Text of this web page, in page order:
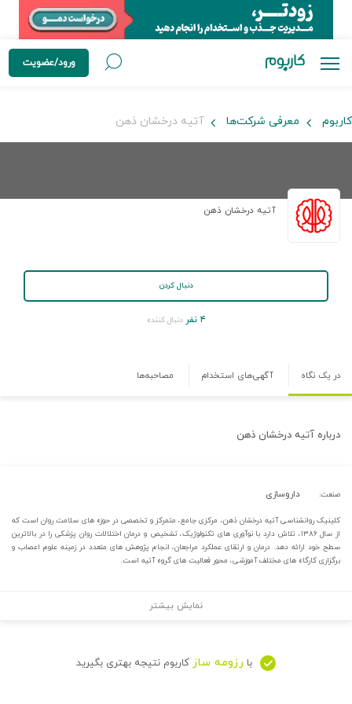
ورود/عضویت
کاربوم معرفی شرکت‌ها آتیه درخشان ذهن
آتیه درخشان ذهن
دنبال کردن
۴ نفر دنبال کننده
در یک نگاه آگهی‌های استخدام مصاحبه‌ها
درباره آتیه درخشان ذهن
صنعت: داروسازی
کلینیک روانشناسی آتیه درخشان ذهن، مرکزی جامع، متمرکز و تخصصی در حوزه های سلامت روان است که
از سال ۱۳۸۶، تلاش دارد با نوآوری های تکنولوژیک، تشخیص و درمان اختلالات روان پزشکی را در بالاترین
سطح خود ارائه دهد. درمان و ارتقای عملکرد مراجعان، انجام پژوهش های متعدد در زمینه علوم اعصاب و
برگزاری کارگاه های مختلف آموزشی، محور فعالیت های گروه آتیه است.
نمایش بیشتر
با رزومه ساز کاربوم نتیجه بهتری بگیرید